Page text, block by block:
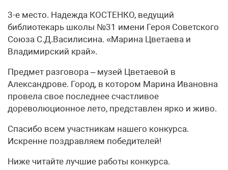
3-е место. Надежда КОСТЕНКО, ведущий
библиотекарь школы №31 имени Героя Советского
Союза С.Д.Василисина. «Марина Цветаева и
Владимирский край».
Предмет разговора – музей Цветаевой в
Александрове. Город, в котором Марина Ивановна
провела свое последнее счастливое
дореволюционное лето, представлен ярко и живо.
Спасибо всем участникам нашего конкурса.
Искренне поздравляем победителей!
Ниже читайте лучшие работы конкурса.